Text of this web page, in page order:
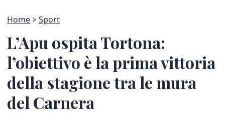
Home Sport
L’Apu ospita Tortona:
l’obiettivo è la prima vittoria
della stagione tra le mura
del Carnera